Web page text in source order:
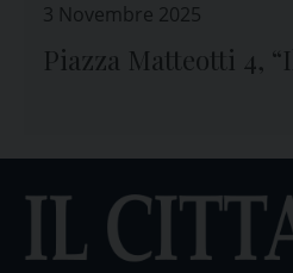
3 Novembre 2025
Piazza Matteotti 4,